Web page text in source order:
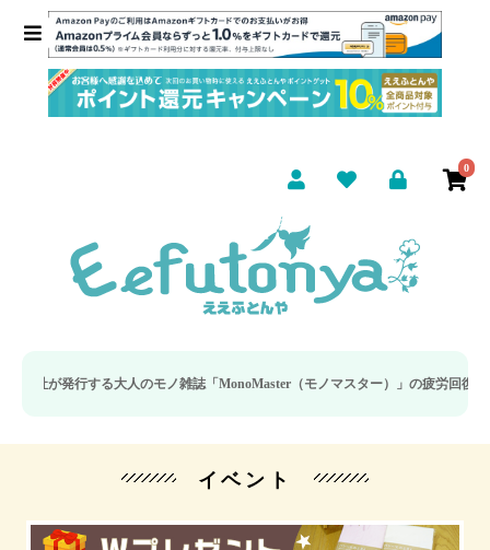
0
する大人のモノ雑誌「MonoMaster（モノマスター）」の疲労回復・睡眠の向上
イベント